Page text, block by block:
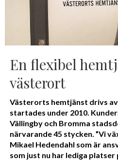
En flexibel
västerort
Västerorts hemtjänst drivs
startades under 2010.
Vällingby och Bromma
närvarande 45 stycken. ”Vi
Mikael Hedendahl som är
som just nu har lediga